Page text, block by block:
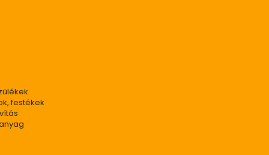
festékek